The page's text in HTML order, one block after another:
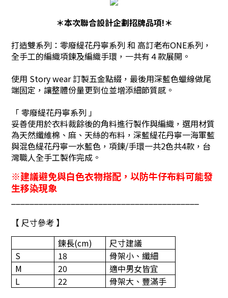
＊本次聯合設計企劃招牌品項!＊
打造雙系列：零廢緹花丹寧系列 和 高訂老布ONE系列，
全手工的編織項鍊及編織手環，一共有４款展開。
使用 Story wear 訂製五金點綴，最後用深藍色蠟線做尾
端固定，讓整體份量更到位並增添細節質感。
「 零廢緹花丹寧系列 」
妥善使用於衣料裁餘後的角料進行製作與編織 ， 選用材質
為天然纖維棉、麻、天絲的布料 ， 深藍緹花丹寧一海軍藍
與混色緹花丹寧一水藍色 ， 項鍊/手環一共2色共4款 ， 台
灣職人全手工製作完成。
※建議避免與白色衣物搭配，以防牛仔布料可能發
生移染現象
【 尺寸參考 】
鍊長(cm)
尺寸建議
S
18
骨架小、纖細
M
20
適中男女皆宜
L
22 骨架大、豐滿手